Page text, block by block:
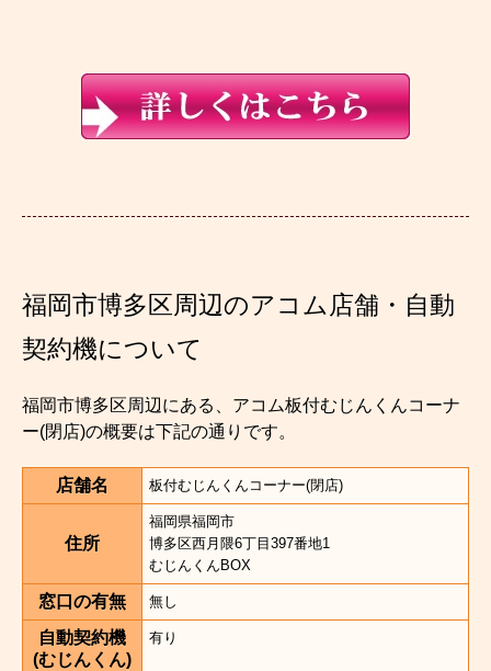
福岡市博多区周辺のアコム店舗・自動
契約機について
福岡市博多区周辺にある、アコム板付むじんくんコーナ
ー(閉店)の概要は下記の通りです。
店舗名 板付むじんくんコーナー(閉店)
住所
福岡県福岡市
博多区西月隈6丁目397番地1
むじんくんBOX
窓口の有無 無し
自動契約機
(むじんくん)
有り